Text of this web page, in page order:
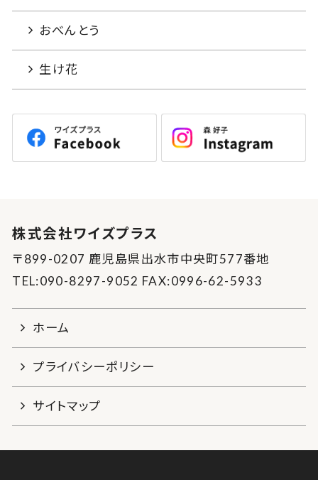
おべんとう
生け花
株式会社ワイズプラス
〒899-0207 鹿児島県出水市中央町577番地
TEL:090-8297-9052 FAX:0996-62-5933
ホーム
プライバシーポリシー
サイトマップ